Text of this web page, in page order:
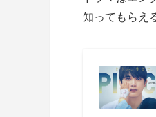
知ってもらえ